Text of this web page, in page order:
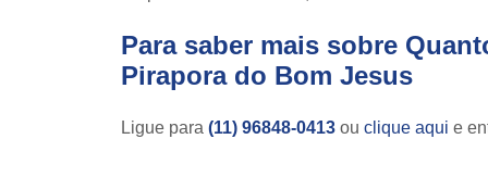
Para saber mais sobre
Pirapora do Bom Jesus
Ligue para (11) 96848-0413 ou clique aqui e